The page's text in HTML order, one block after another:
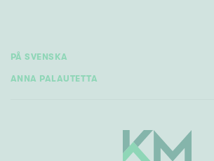
Uudiskohteet
Vain uudiskohteet Ei
PÅ SVENSKA
ANNA PALAUTETTA